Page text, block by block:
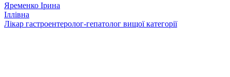
Яременко Ірина
Іллівна
Лікар гастроентеролог-гепатолог вищої категорії